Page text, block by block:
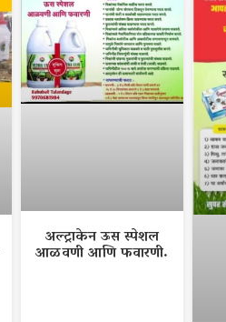
अल्ट्राकेन ऊस स्पेशल
आळवणी आणि फवारणी.